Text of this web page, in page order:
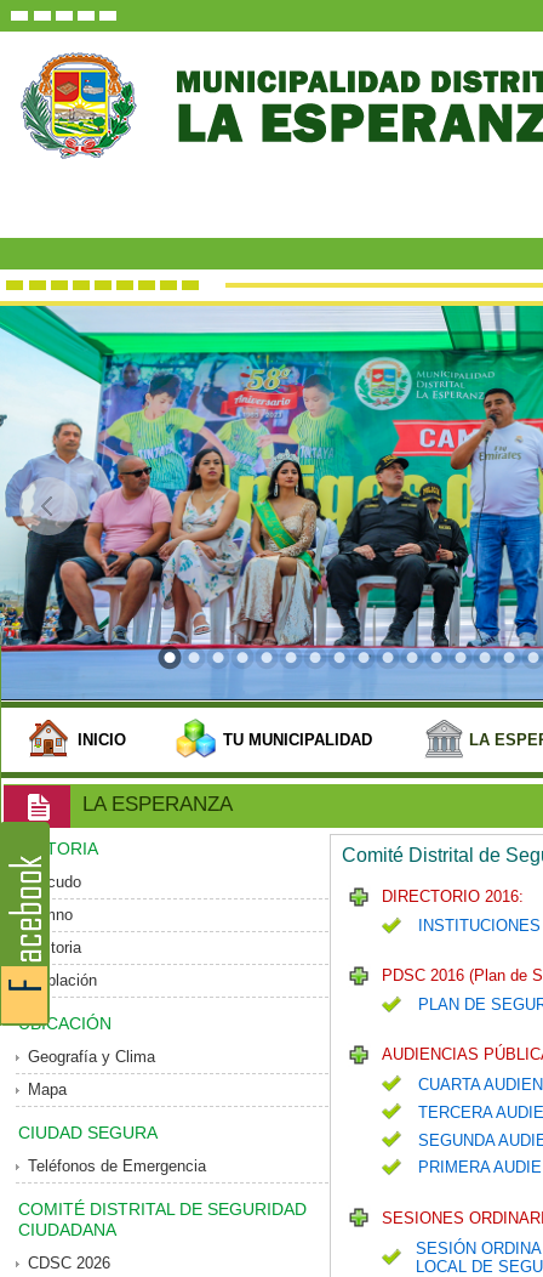
INICIO TU MUNICIPALIDAD LA
LA ESPERANZA
HISTORIA
Escudo
Himno
Historia
Población
UBICACIÓN
Geografía y Clima
Mapa
CIUDAD SEGURA
Teléfonos de Emergencia
COMITÉ DISTRITAL DE SEGURIDAD
CIUDADANA
CDSC 2026
Comité Distrital de
DIRECTORIO 2016:
PDSC 2016 (Plan de
PLAN DE
AUDIENCIAS
CUARTA
TERCERA
SEGUNDA
PRIMERA
SESIONES
SESIÓN
LOCAL DE